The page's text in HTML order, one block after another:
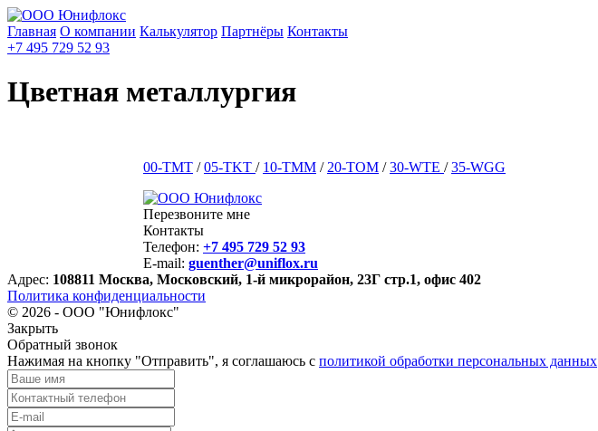
Главная О компании Калькулятор Партнёры Контакты
+7 495 729 52 93
Цветная металлургия
00-TMT /05-TKT / 10-TMM / 20-TOM /30-WTE /35-WGG
Перезвоните мне
Контакты
Телефон: +7 495 729 52 93
E-mail: guenther@uniflox.ru
Адрес: 108811 Москва, Московский, 1-й микрорайон, 23Г стр.1, офис 402
Политика конфиденциальности
© 2026 - ООО "Юнифлокс"
Закрыть
Обратный звонок
Нажимая на кнопку "Отправить", я соглашаюсь с политикой обработки персональных данных